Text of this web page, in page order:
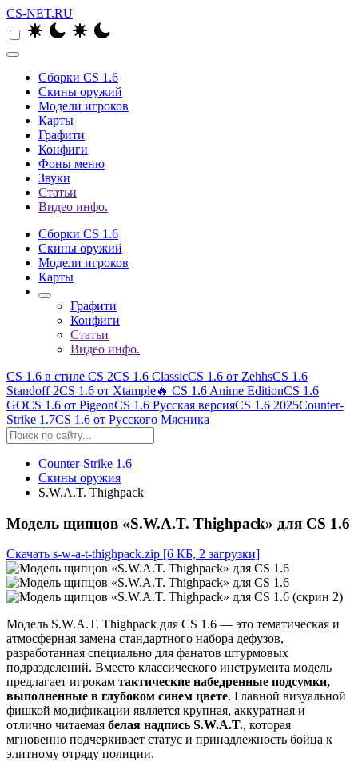
CS-NET.RU
Сборки CS 1.6
Скины оружий
Модели игроков
Карты
Графити
Конфиги
Фоны меню
Звуки
Статьи
Видео инфо.
Сборки CS 1.6
Скины оружий
Модели игроков
Карты
Графити
Конфиги
Статьи
Видео инфо.
CS 1.6 в стиле CS 2CS 1.6 ClassicCS 1.6 от ZehhsCS 1.6
Standoff 2CS 1.6 от Xtample🔥 CS 1.6 Anime EditionCS 1.6
GOCS 1.6 от PigeonCS 1.6 Русская версияCS 1.6 2025Counter-
Strike 1.7CS 1.6 от Русского Мясника
Counter-Strike 1.6
Скины оружия
S.W.A.T. Thighpack
Модель щипцов «S.W.A.T. Thighpack» для CS 1.6
Скачать s-w-a-t-thighpack.zip [6 КБ, 2 загрузки]
Модель S.W.A.T. Thighpack для CS 1.6 — это тематическая и
атмосферная замена стандартного набора дефузов,
разработанная специально для фанатов штурмовых
подразделений. Вместо классического инструмента модель
предлагает игрокам тактические набедренные подсумки,
выполненные в глубоком синем цвете. Главной визуальной
фишкой модификации является крупная, аккуратная и
отлично читаемая белая надпись S.W.A.T., которая
мгновенно подчеркивает статус и принадлежность бойца к
элитному отряду полиции.